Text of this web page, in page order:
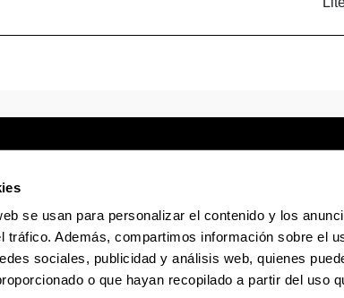
se usan para personalizar el contenido y los
tráfico. Además, compartimos información sobre el
sociales, publicidad y análisis web, quienes
o que hayan recopilado a partir del uso
Sede electrónica Accesibilidad
La EHU en Tiktok
La EHU